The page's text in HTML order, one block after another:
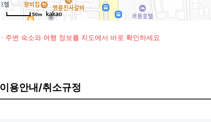
50m
· 주변 숙소와 여행 정보를 지도에서 바로 확인하세요
이용안내/취소규정